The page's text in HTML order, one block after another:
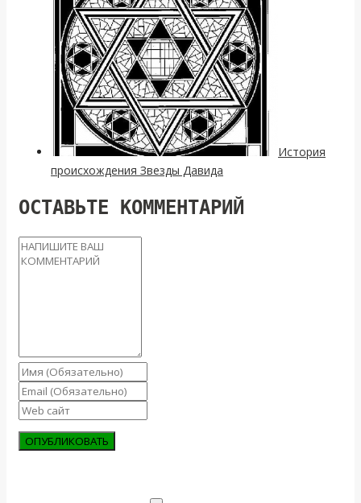
История
происхождения Звезды Давида
ОСТАВЬТЕ КОММЕНТАРИЙ